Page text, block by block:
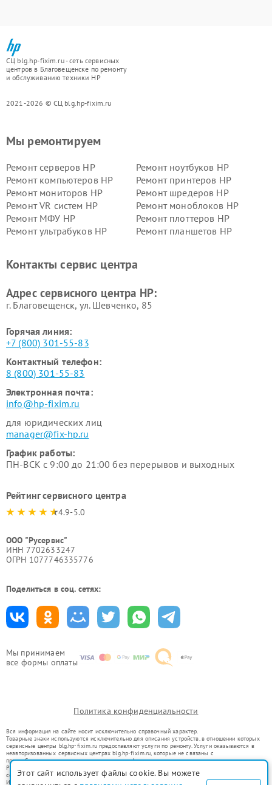
СЦ blg.hp-fixim.ru - сеть сервисных
центров в Благовещенске по ремонту
и обслуживанию техники HP
2021-2026 © СЦ blg.hp-fixim.ru
Мы принимаем
все формы оплаты
Мы ремонтируем
Ремонт серверов HP
Ремонт ноутбуков HP
Ремонт компьютеров HP
Ремонт принтеров HP
Ремонт мониторов HP
Ремонт шредеров HP
Ремонт VR систем HP
Ремонт моноблоков HP
Ремонт МФУ HP
Ремонт плоттеров HP
Ремонт ультрабуков HP
Ремонт планшетов HP
Контакты сервис центра
Адрес сервисного центра HP:
г. Благовещенск, ул. Шевченко, 85
Горячая линия:
+7 (800) 301-55-83
Контактный телефон:
8 (800) 301-55-83
Электронная почта:
info@hp-fixim.ru
для юридических лиц
manager@fix-hp.ru
График работы:
ПН-ВСК с 9:00 до 21:00 без перерывов и выходных
Рейтинг сервисного центра
4.9-5.0
ООО "Русервис"
ИНН 7702633247
ОГРН 1077746335776
Поделиться в соц. сетях:
Политика конфиденциальности
Вся информация на сайте носит исключительно справочный характер.
Товарные знаки используются исключительно для описания устройств, в отношении которых
сервисные центры blg.hp-fixim.ru предоставляют услуги по ремонту. Услуги оказываются в
неавторизованных сервисных центрах blg.hp-fixim.ru, которые не связаны с
правообладателями товарных знаков или их официальными представителями.
Ремонт осуществляется для устройств, уже введенных в гражданский оборот в соответствии
со статьей 1487 ГК РФ.
Использование товарных знаков не преследует цели индивидуализации услуг или введения
Этот сайт использует файлы cookie. Вы можете